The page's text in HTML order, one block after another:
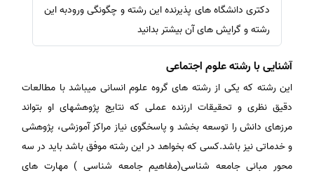
دکتری دانشگاه های پذیرنده این رشته و چگونگی ورودبه این
رشته و گرایش های آن بیشتر بدانید
آشنایی با رشته علوم اجتماعی
این رشته که یکی از رشته های گروه علوم انسانی میباشد با مطالعات
دقیق نظری و تحقیقات ارزنده عملی که نتایج پژوهشهای او بتواند
مرزهای دانش را توسعه بخشد و پاسخگوی نیاز مراکز آموزشی، پژوهشی
و خدماتی نیز باشد.کسی که بخواهد در این رشته موفق باشد باید در سه
محور مبانی جامعه شناسی(مفاهیم جامعه شناسی ) مهارت های